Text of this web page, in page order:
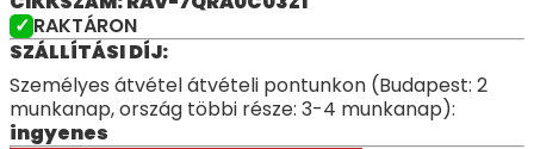
RAKTÁRON
SZÁLLÍTÁSI DÍJ:
Személyes átvétel átvételi pontunkon (Budapest: 2
munkanap, ország többi része: 3-4 munkanap):
ingyenes